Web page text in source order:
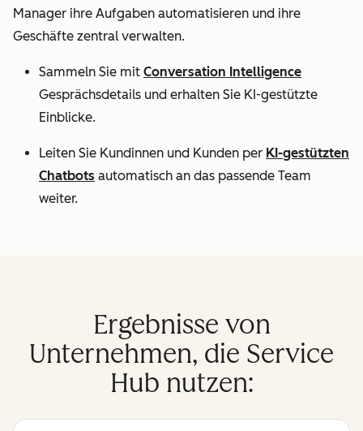
Manager ihre Aufgaben automatisieren und ihre
Geschäfte zentral verwalten.
Sammeln Sie mit Conversation Intelligence
Gesprächsdetails und erhalten Sie KI-gestützte
Einblicke.
Leiten Sie Kundinnen und Kunden per KI-gestützten
Chatbots automatisch an das passende Team
weiter.
Ergebnisse von
Unternehmen, die Service
Hub nutzen: